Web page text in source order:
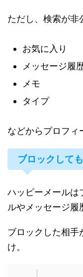
ただし、検索が非
お気に入り
メッセージ履
メモ
タイプ
などからプロフィ
ブロックして
ハッピーメールは
ルやメッセージ履
ブロックした相手
け。